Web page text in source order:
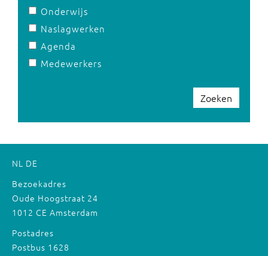
Onderwijs
Naslagwerken
Agenda
Medewerkers
Zoeken
NL DE
Bezoekadres
Oude Hoogstraat 24
1012 CE Amsterdam
Postadres
Postbus 1628